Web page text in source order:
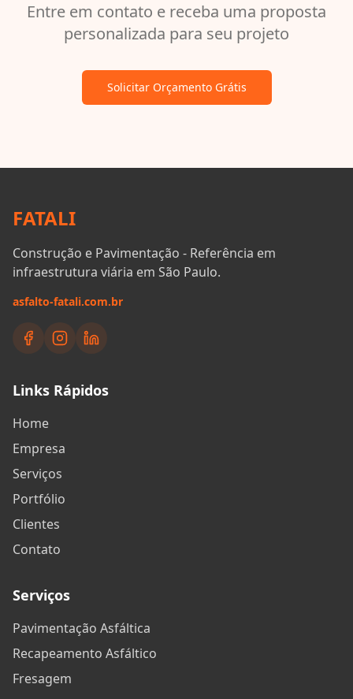
Entre em contato e receba uma proposta
personalizada para seu projeto
Solicitar Orçamento Grátis
FATALI
Construção e Pavimentação - Referência em
infraestrutura viária em São Paulo.
asfalto-fatali.com.br
Links Rápidos
Home
Empresa
Serviços
Portfólio
Clientes
Contato
Serviços
Pavimentação Asfáltica
Recapeamento Asfáltico
Fresagem